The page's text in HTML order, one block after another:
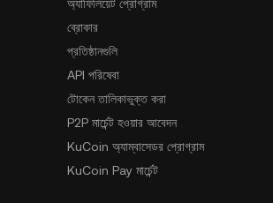
অ্যাফিলিয়েট প্রোগ্রাম
ব্রোকার
প্রতিষ্ঠানগুলি
API পরিষেবা
টোকেন তালিকাভুক্ত করা
P2P মার্চেন্ট হওয়ার আবেদন
KuCoin অ্যাম্বাসেডর প্রোগ্রাম
KuCoin Pay মার্চেন্ট